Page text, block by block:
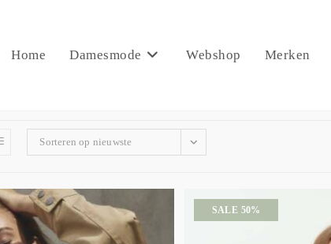
Home Damesmode Webshop Merken
Sorteren op nieuwste
SALE 50%